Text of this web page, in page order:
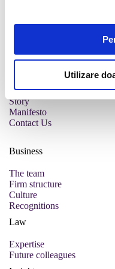
Utilizare
Story
Manifesto
Contact Us
Business
The team
Firm structure
Culture
Recognitions
Law
Expertise
Future colleagues